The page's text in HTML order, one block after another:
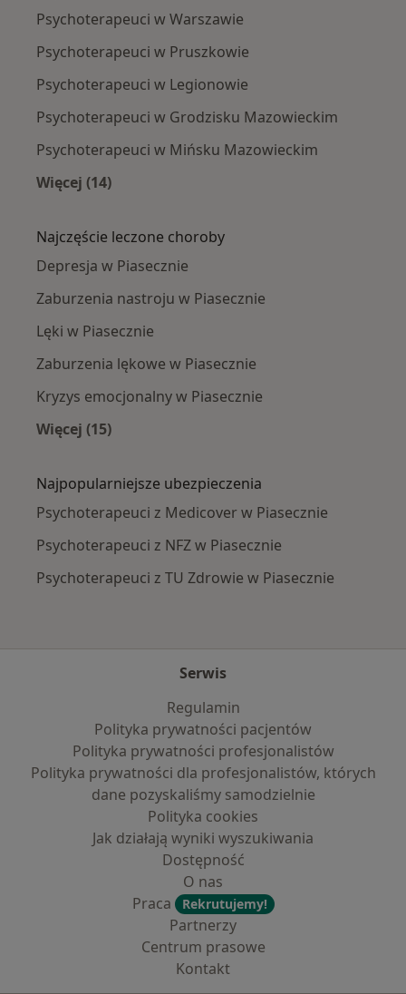
Psychoterapeuci w Warszawie
Psychoterapeuci w Pruszkowie
Psychoterapeuci w Legionowie
Psychoterapeuci w Grodzisku Mazowieckim
Psychoterapeuci w Mińsku Mazowieckim
Więcej (14)
Najczęście leczone choroby
Depresja w Piasecznie
Zaburzenia nastroju w Piasecznie
Lęki w Piasecznie
Zaburzenia lękowe w Piasecznie
Kryzys emocjonalny w Piasecznie
Więcej (15)
Najpopularniejsze ubezpieczenia
Psychoterapeuci z Medicover w Piasecznie
Psychoterapeuci z NFZ w Piasecznie
Psychoterapeuci z TU Zdrowie w Piasecznie
Serwis
Regulamin
Polityka prywatności pacjentów
Polityka prywatności profesjonalistów
Polityka prywatności dla profesjonalistów, których
dane pozyskaliśmy samodzielnie
Polityka cookies
Jak działają wyniki wyszukiwania
Dostępność
O nas
Praca
Rekrutujemy!
Partnerzy
Centrum prasowe
Kontakt